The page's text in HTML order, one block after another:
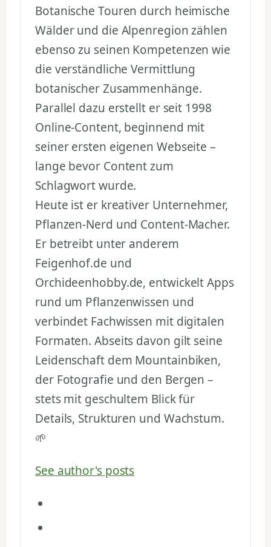
Botanische Touren durch heimische
Wälder und die Alpenregion zählen
ebenso zu seinen Kompetenzen wie
die verständliche Vermittlung
botanischer Zusammenhänge.
Parallel dazu erstellt er seit 1998
Online-Content, beginnend mit
seiner ersten eigenen Webseite –
lange bevor Content zum
Schlagwort wurde.
Heute ist er kreativer Unternehmer,
Pflanzen-Nerd und Content-Macher.
Er betreibt unter anderem
Feigenhof.de und
Orchideenhobby.de, entwickelt Apps
rund um Pflanzenwissen und
verbindet Fachwissen mit digitalen
Formaten. Abseits davon gilt seine
Leidenschaft dem Mountainbiken,
der Fotografie und den Bergen –
stets mit geschultem Blick für
Details, Strukturen und Wachstum.
🌱
See author's posts